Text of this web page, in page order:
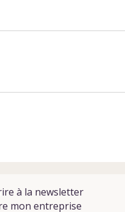
à la newsletter
mon entreprise